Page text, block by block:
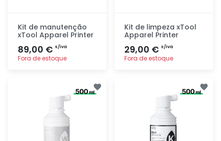
Kit de manutenção
xTool Apparel Printer
89,00 € s/iva
Fora de estoque
rapidamente
Kit de limpeza xTool
Apparel Printer
29,00 € s/iva
Fora de estoque
rapidamente